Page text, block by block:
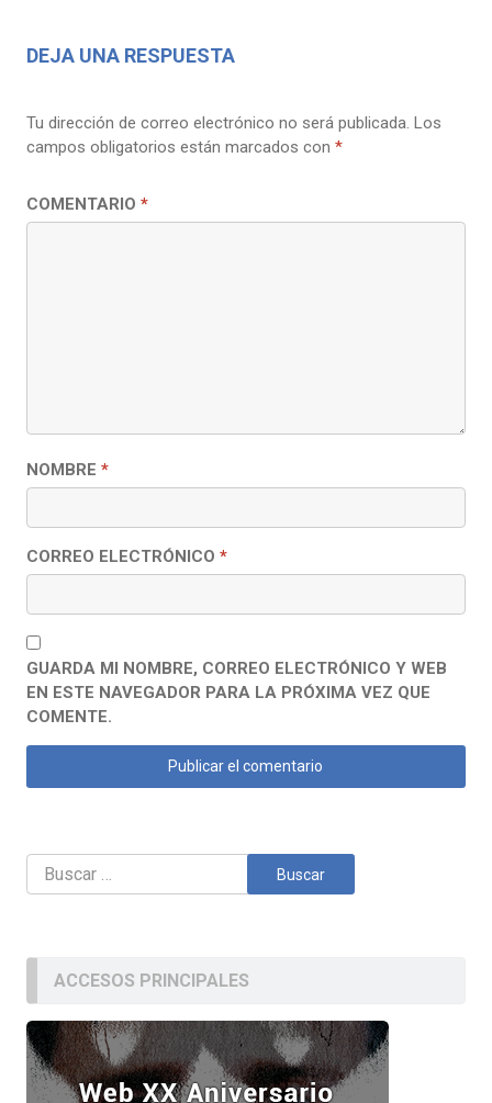
DEJA UNA RESPUESTA
Tu dirección de correo electrónico no será publicada. Los
campos obligatorios están marcados con *
COMENTARIO *
NOMBRE *
CORREO ELECTRÓNICO *
GUARDA MI NOMBRE, CORREO ELECTRÓNICO Y WEB
EN ESTE NAVEGADOR PARA LA PRÓXIMA VEZ QUE
COMENTE.
Buscar:
ACCESOS PRINCIPALES